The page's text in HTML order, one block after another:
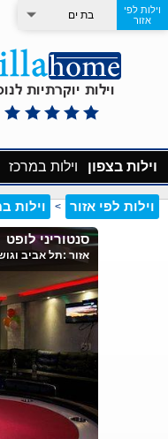
וילות בצפון וילות במרכז
וילות לפי אזור > וילות
וילות לפי
אזור
בת ים
סנטוריני לופט
אזור :תל אביב